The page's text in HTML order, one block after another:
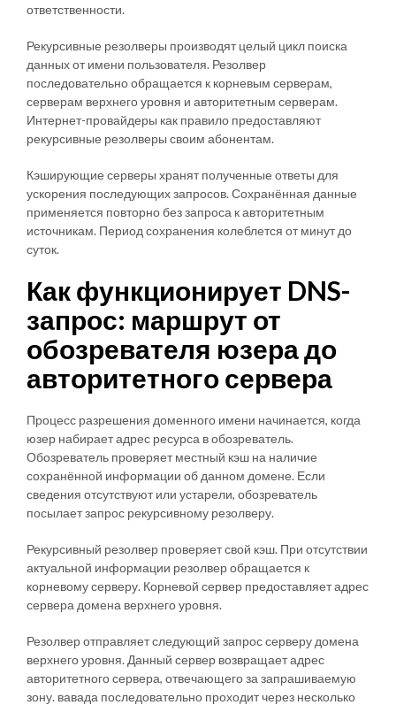
ответственности.
Рекурсивные резолверы производят целый цикл поиска
данных от имени пользователя. Резолвер
последовательно обращается к корневым серверам,
серверам верхнего уровня и авторитетным серверам.
Интернет-провайдеры как правило предоставляют
рекурсивные резолверы своим абонентам.
Кэширующие серверы хранят полученные ответы для
ускорения последующих запросов. Сохранённая данные
применяется повторно без запроса к авторитетным
источникам. Период сохранения колеблется от минут до
суток.
Как функционирует DNS-
запрос: маршрут от
обозревателя юзера до
авторитетного сервера
Процесс разрешения доменного имени начинается, когда
юзер набирает адрес ресурса в обозреватель.
Обозреватель проверяет местный кэш на наличие
сохранённой информации об данном домене. Если
сведения отсутствуют или устарели, обозреватель
посылает запрос рекурсивному резолверу.
Рекурсивный резолвер проверяет свой кэш. При отсутствии
актуальной информации резолвер обращается к
корневому серверу. Корневой сервер предоставляет адрес
сервера домена верхнего уровня.
Резолвер отправляет следующий запрос серверу домена
верхнего уровня. Данный сервер возвращает адрес
авторитетного сервера, отвечающего за запрашиваемую
зону. вавада последовательно проходит через несколько